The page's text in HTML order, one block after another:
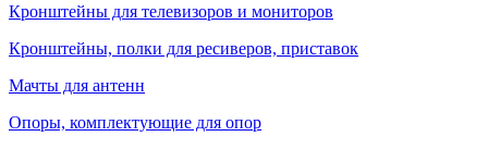
Кронштейны для телевизоров и мониторов
Кронштейны, полки для ресиверов, приставок
Мачты для антенн
Опоры, комплектующие для опор